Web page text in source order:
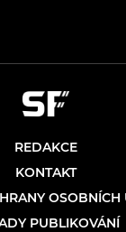
REDAKCE
KONTAKT
OSOBNÍCH
PUBLIKOVÁNÍ